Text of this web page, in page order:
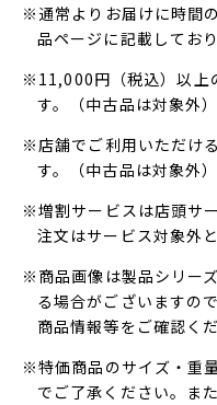
※通常よりお届けに時間
品ページに記載してお
※11,000円（税込）以上
す。（中古品は対象外）
※店舗でご利用いただけ
す。（中古品は対象外）
※増割サービスは店頭サ
注文はサービス対象外
※商品画像は製品シリー
る場合がございますの
商品情報等をご確認くだ
※特価商品のサイズ・重
でご了承ください。ま